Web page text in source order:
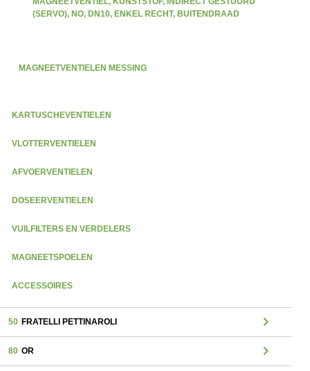
(SERVO), NO, DN10, ENKEL RECHT, BUITENDRAAD
MAGNEETVENTIELEN MESSING
KARTUSCHEVENTIELEN
VLOTTERVENTIELEN
AFVOERVENTIELEN
DOSEERVENTIELEN
VUILFILTERS EN VERDELERS
MAGNEETSPOELEN
ACCESSOIRES
50 FRATELLI PETTINAROLI chevron_right
80 OR chevron_right